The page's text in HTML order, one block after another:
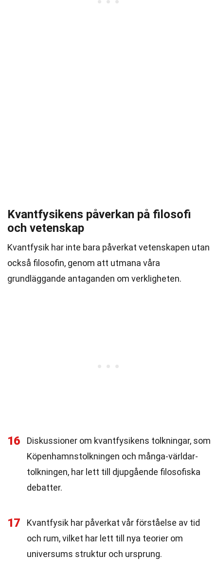
Kvantfysikens påverkan på filosofi
och vetenskap
Kvantfysik har inte bara påverkat vetenskapen utan
också filosofin, genom att utmana våra
grundläggande antaganden om verkligheten.
16
Diskussioner om kvantfysikens tolkningar, som
Köpenhamnstolkningen och många-världar-
tolkningen, har lett till djupgående filosofiska
debatter.
17
Kvantfysik har påverkat vår förståelse av tid
och rum, vilket har lett till nya teorier om
universums struktur och ursprung.